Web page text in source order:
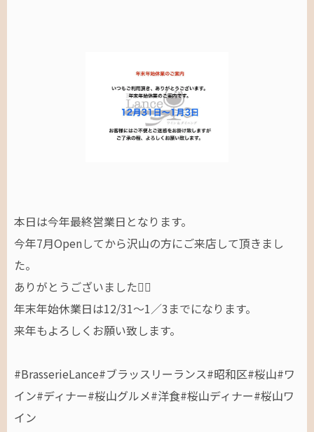
本日は今年最終営業日となります。
今年7月Openしてから沢山の方にご来店して頂きまし
た。
ありがとうございました🙇‍♂️
年末年始休業日は12/31〜1／3までになります。
来年もよろしくお願い致します。
#BrasserieLance#ブラッスリーランス#昭和区#桜山#ワ
イン#ディナー#桜山グルメ#洋食#桜山ディナー#桜山ワ
イン